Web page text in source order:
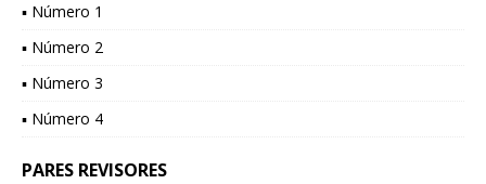
▪ Número 1
▪ Número 2
▪ Número 3
▪ Número 4
PARES REVISORES